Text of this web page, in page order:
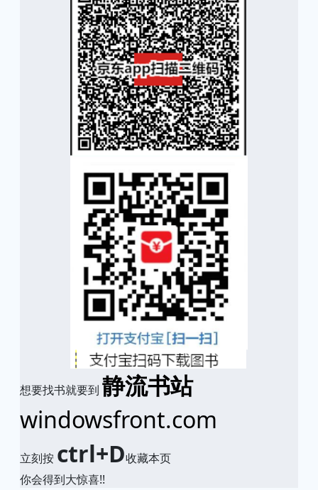
想要找书就要到 静流书站
windowsfront.com
立刻按 ctrl+D收藏本页
你会得到大惊喜!!